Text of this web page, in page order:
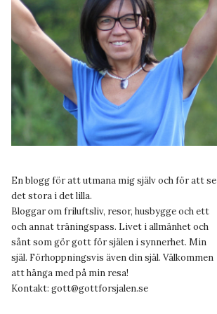
En blogg för att utmana mig själv och för att se
det stora i det lilla.
Bloggar om friluftsliv, resor, husbygge och ett
och annat träningspass. Livet i allmänhet och
sånt som gör gott för själen i synnerhet. Min
själ. Förhoppningsvis även din själ. Välkommen
att hänga med på min resa!
Kontakt: gott@gottforsjalen.se